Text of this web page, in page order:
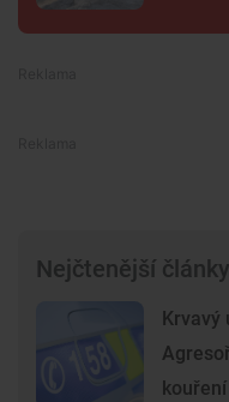
Nejčtenější články
Krvavý
kouření